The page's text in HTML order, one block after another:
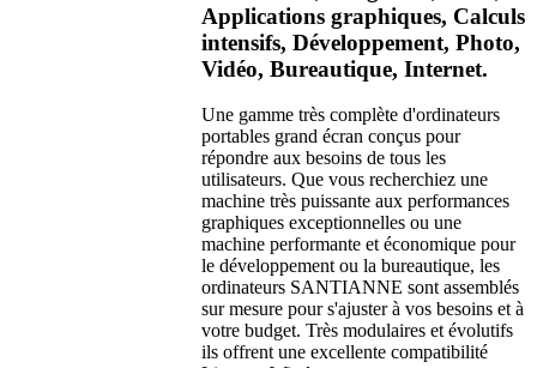
Applications graphiques, Calculs
intensifs, Développement, Photo,
Vidéo, Bureautique, Internet.
Une gamme très complète d'ordinateurs
portables grand écran conçus pour
répondre aux besoins de tous les
utilisateurs. Que vous recherchiez une
machine très puissante aux performances
graphiques exceptionnelles ou une
machine performante et économique pour
le développement ou la bureautique, les
ordinateurs SANTIANNE sont assemblés
sur mesure pour s'ajuster à vos besoins et à
votre budget. Très modulaires et évolutifs
ils offrent une excellente compatibilité